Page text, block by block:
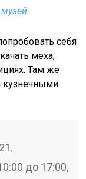
себя
меха,
Там же
кузнечными
до 17:00,